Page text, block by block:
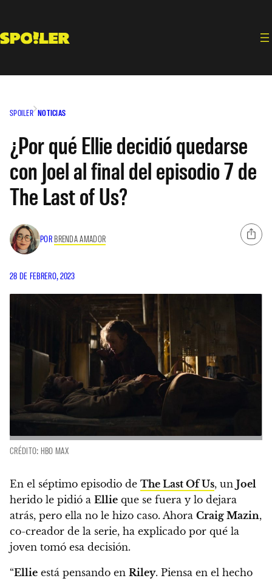
contenido
SPOILER NOTICIAS
¿Por qué Ellie decidió quedarse
con Joel al final del episodio 7 de
The Last of Us?
POR BRENDA AMADOR
28 DE FEBRERO, 2023
CRÉDITO: HBO MAX
En el séptimo episodio de The Last Of Us, un Joel
herido le pidió a Ellie que se fuera y lo dejara
atrás, pero ella no le hizo caso. Ahora Craig Mazin,
co-creador de la serie, ha explicado por qué la
joven tomó esa decisión.
“Ellie está pensando en Riley. Piensa en el hecho